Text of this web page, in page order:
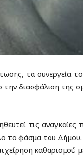
τα συνεργεία
διασφάλιση της
τις
το φάσμα του Δήμου.
καθαρισμού